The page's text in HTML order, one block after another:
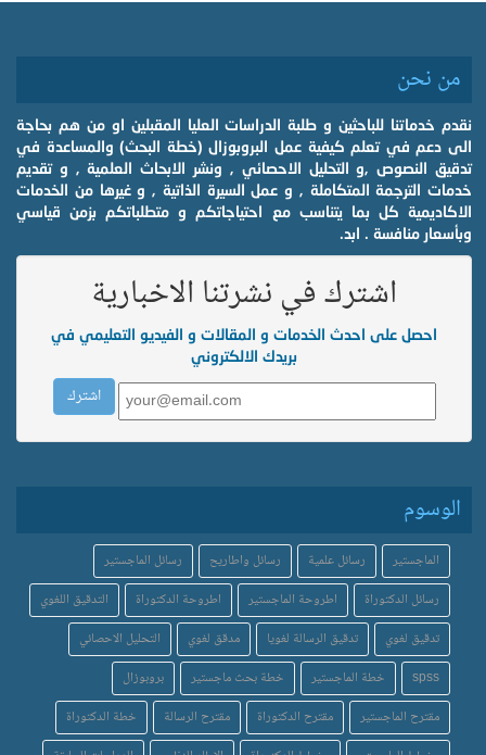
من نحن
نقدم خدماتنا للباحثين و طلبة الدراسات العليا المقبلين او من هم بحاجة
الى دعم في تعلم كيفية عمل البروبوزال (خطة البحث) والمساعدة في
تدقيق النصوص ,و التحليل الاحصائي , ونشر الابحاث العلمية , و تقديم
خدمات الترجمة المتكاملة , و عمل السيرة الذاتية , و غيرها من الخدمات
الاكاديمية كل بما يتناسب مع احتياجاتكم و متطلباتكم بزمن قياسي
وبأسعار منافسة . ابد.
اشترك في نشرتنا الاخبارية
احصل على احدث الخدمات و المقالات و الفيديو التعليمي في
بريدك الالكتروني
الوسوم
الماجستير رسائل علمية رسائل واطاريح
رسائل الماجستير
رسائل الدكتوراة
اطروحة الماجستير اطروحة الدكتوراة
التدقيق اللغوي
تدقيق لغوي
تدقيق الرسالة لغويا مدقق لغوي
التحليل الاحصائي
spss
خطة الماجستير خطة بحث ماجستير
بروبوزال
مقترح الماجستير
مقترح الدكتوراة مقترح الرسالة
خطة الدكتوراة